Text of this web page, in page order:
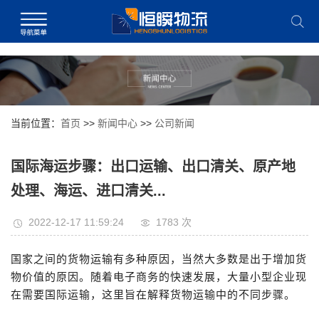
当前位置： 首页 >> 新闻中心 >> 公司新闻
国际海运步骤：出口运输、出口清关、原产地
处理、海运、进口清关...
2022-12-17 11:59:24 1783 次
国家之间的货物运输有多种原因，当然大多数是出于增加货
物价值的原因。随着电子商务的快速发展，大量小型企业现
在需要国际运输，这里旨在解释货物运输中的不同步骤。